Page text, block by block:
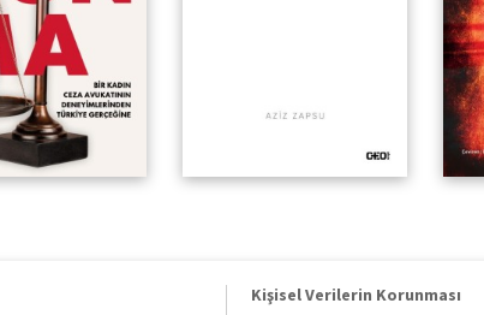
Kişisel Verilerin Korunması